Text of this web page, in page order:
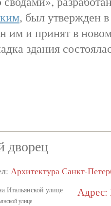
, был утвержден
им и принят в
здания
дворец
Архитектура Санкт-
улице
Адрес: